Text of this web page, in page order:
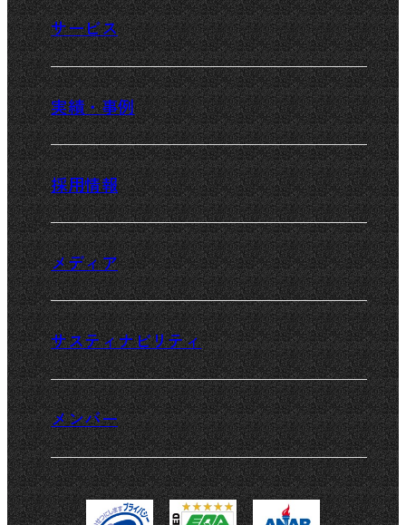
企業情報TOP
代表メッセージ
会社概要
パーパス・ミッション・ヴィジョン
オフィス・アクセス
サービス
サービス一覧TOP
人材サービス
WEB制作
WEBマーケティング
動画制作
CG制作
運用保守
実績・事例
実績・事例一覧TOP
WEB制作実績
動画制作実績
YouTube制作実績
遊技機制作実績
採用情報
採用情報TOP
仕事を知る
働く環境
選考について
メディア
メディア一覧TOP
ニュース
プレスリリース
サスティナビリティ
サスティナビリティTOP
メンバー
メンバー紹介TOP